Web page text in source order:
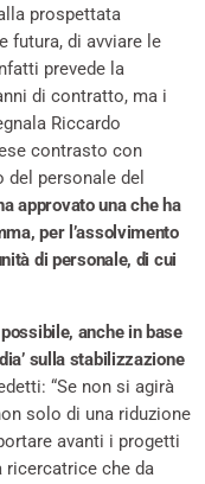
prospettata
futura, di avviare le
prevede la
di contratto, ma i
Riccardo
contrasto con
personale del
approvato una che ha
per l’assolvimento
di personale, di cui
anche in base
sulla stabilizzazione
“Se non si agirà
solo di una riduzione
avanti i progetti
che da